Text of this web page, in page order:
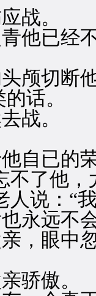
战。
已经不
切断他
话。
战。
自已的
了他，
人说：“
永远不
眼中忽
骄傲。